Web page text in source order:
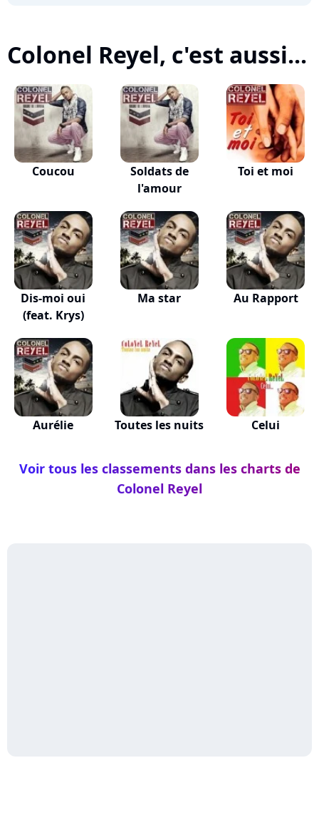
Colonel Reyel, c'est aussi...
Coucou
Soldats de
l'amour
Toi et moi
Dis-moi oui
(feat. Krys)
Ma star Au Rapport
Aurélie Toutes les nuits Celui
Voir tous les classements dans les charts de
Colonel Reyel